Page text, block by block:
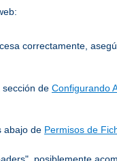
correctamente,
de Configurando
abajo de Permisos de